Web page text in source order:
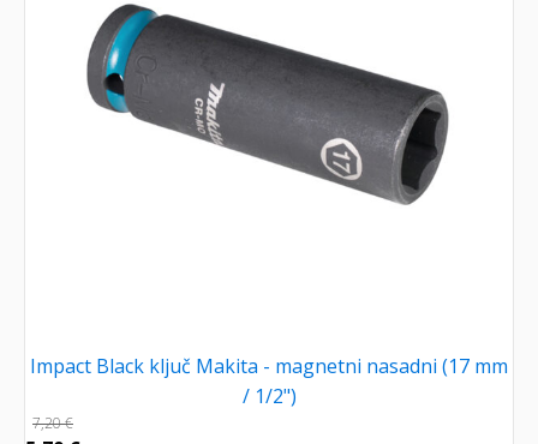
Impact Black ključ Makita - magnetni nasadni (17 mm
/ 1/2")
7,20€